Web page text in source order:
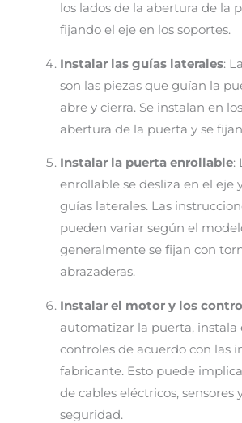
los lados de la abertura de la
fijando el eje en los soportes.
Instalar las guías laterales:
son las piezas que guían la
abre y cierra. Se instalan en
abertura de la puerta y se
Instalar la puerta enrollable:
enrollable se desliza en el eje
guías laterales. Las
pueden variar según el
generalmente se fijan con
abrazaderas.
Instalar el motor y los
automatizar la puerta, instala
controles de acuerdo con las
fabricante. Esto puede
de cables eléctricos, sensores
seguridad.